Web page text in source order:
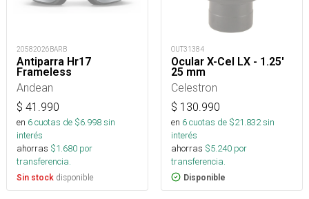
20582026BARB
Antiparra Hr17
Frameless
Andean
$ 41.990
en 6cuotas de $6.998sin
interés
ahorras $1.680 por
transferencia.
Sin stock disponible
OUT31384
Ocular X-Cel LX - 1.25'
25 mm
Celestron
$ 130.990
en 6cuotas de $21.832sin
interés
ahorras $5.240 por
transferencia.
Disponible